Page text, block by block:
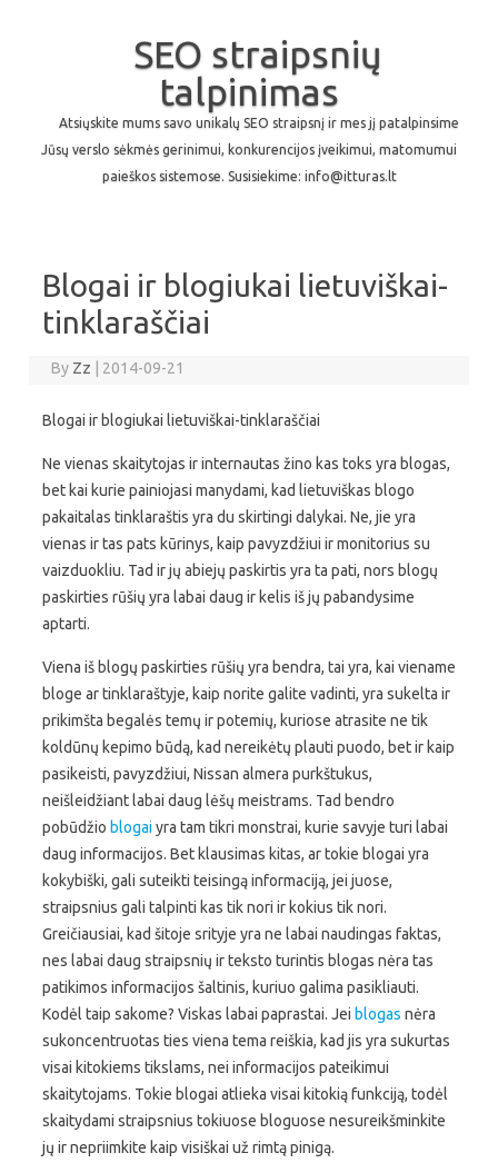
SEO straipsnių
talpinimas
Atsiųskite mums savo unikalų SEO straipsnį ir mes jį patalpinsime
Jūsų verslo sėkmės gerinimui, konkurencijos įveikimui, matomumui
paieškos sistemose. Susisiekime: info@itturas.lt
Blogai ir blogiukai lietuviškai-
tinklaraščiai
By Zz 2014-09-21
Blogai ir blogiukai lietuviškai-tinklaraščiai
Ne vienas skaitytojas ir internautas žino kas toks yra blogas,
bet kai kurie painiojasi manydami, kad lietuviškas blogo
pakaitalas tinklaraštis yra du skirtingi dalykai. Ne, jie yra
vienas ir tas pats kūrinys, kaip pavyzdžiui ir monitorius su
vaizduokliu. Tad ir jų abiejų paskirtis yra ta pati, nors blogų
paskirties rūšių yra labai daug ir kelis iš jų pabandysime
aptarti.
Viena iš blogų paskirties rūšių yra bendra, tai yra, kai viename
bloge ar tinklaraštyje, kaip norite galite vadinti, yra sukelta ir
prikimšta begalės temų ir potemių, kuriose atrasite ne tik
koldūnų kepimo būdą, kad nereikėtų plauti puodo, bet ir kaip
pasikeisti, pavyzdžiui, Nissan almera purkštukus,
neišleidžiant labai daug lėšų meistrams. Tad bendro
pobūdžio blogaiyra tam tikri monstrai, kurie savyje turi labai
daug informacijos. Bet klausimas kitas, ar tokie blogai yra
kokybiški, gali suteikti teisingą informaciją, jei juose,
straipsnius gali talpinti kas tik nori ir kokius tik nori.
Greičiausiai, kad šitoje srityje yra ne labai naudingas faktas,
nes labai daug straipsnių ir teksto turintis blogas nėra tas
patikimos informacijos šaltinis, kuriuo galima pasikliauti.
Kodėl taip sakome? Viskas labai paprastai. Jei blogas nėra
sukoncentruotas ties viena tema reiškia, kad jis yra sukurtas
visai kitokiems tikslams, nei informacijos pateikimui
skaitytojams. Tokie blogai atlieka visai kitokią funkciją, todėl
skaitydami straipsnius tokiuose bloguose nesureikšminkite
jų ir nepriimkite kaip visiškai už rimtą pinigą.